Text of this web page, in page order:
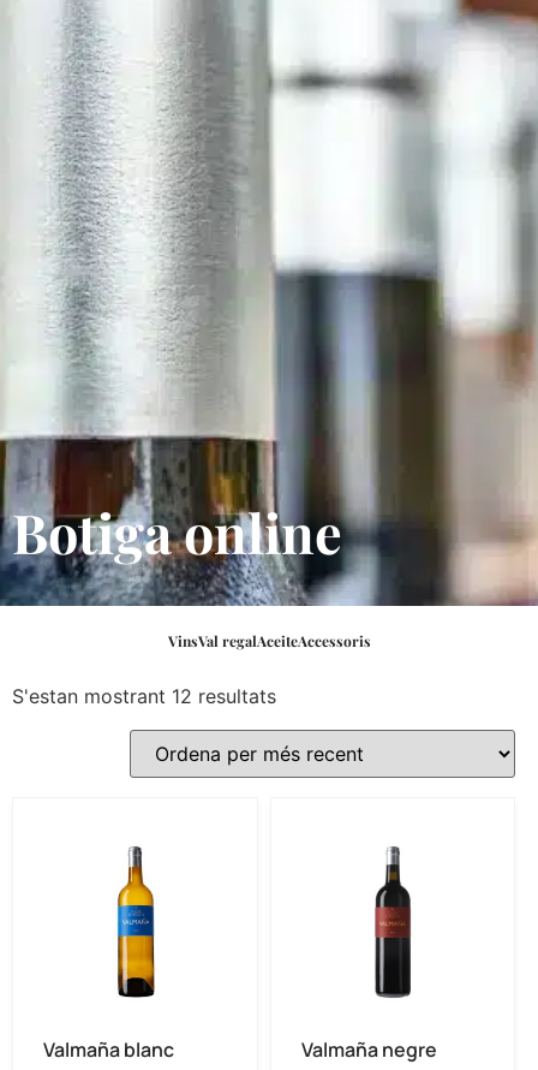
Botiga online
VinsVal regalAceiteAccessoris
S'estan mostrant 12 resultats
Valmaña blanc Valmaña negre